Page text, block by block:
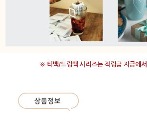
※ 티백/드립백 시리즈는 적립금 지급에